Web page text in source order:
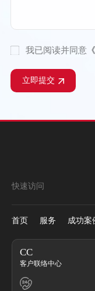
我已阅读并同意
立即提交
快速访问
首页 服务 成功案
CC
客户联络中心